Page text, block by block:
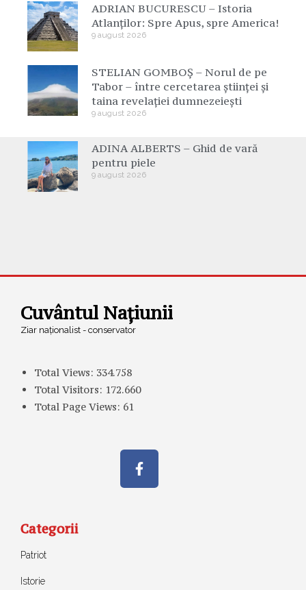
ADRIAN BUCURESCU – Istoria
Atlanților: Spre Apus, spre America!
9 august 2026
STELIAN GOMBOȘ – Norul de pe
Tabor – între cercetarea științei și
taina revelației dumnezeiești
9 august 2026
ADINA ALBERTS – Ghid de vară
pentru piele
9 august 2026
Cuvântul Națiunii
Ziar naționalist - conservator
Total Views: 334.758
Total Visitors: 172.660
Total Page Views: 61
Categorii
Patriot
Istorie